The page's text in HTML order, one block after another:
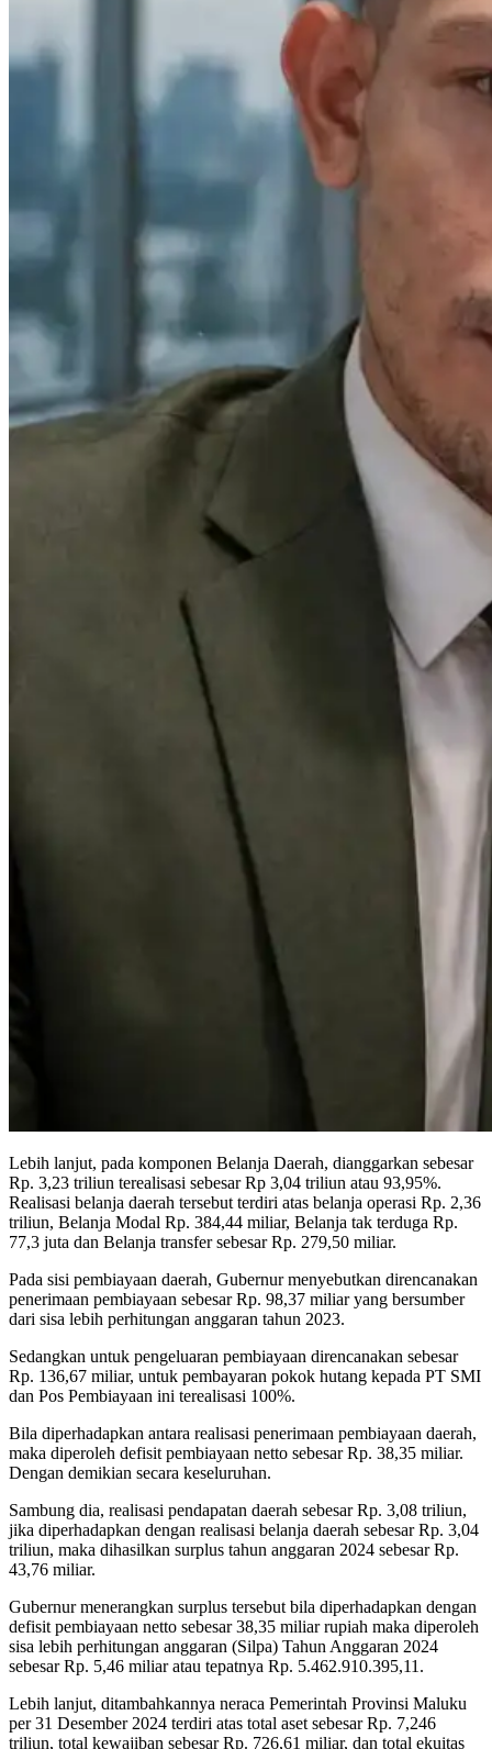
Lebih lanjut, pada komponen Belanja Daerah, dianggarkan sebesar
Rp. 3,23 triliun terealisasi sebesar Rp 3,04 triliun atau 93,95%.
Realisasi belanja daerah tersebut terdiri atas belanja operasi Rp. 2,36
triliun, Belanja Modal Rp. 384,44 miliar, Belanja tak terduga Rp.
77,3 juta dan Belanja transfer sebesar Rp. 279,50 miliar.
Pada sisi pembiayaan daerah, Gubernur menyebutkan direncanakan
penerimaan pembiayaan sebesar Rp. 98,37 miliar yang bersumber
dari sisa lebih perhitungan anggaran tahun 2023.
Sedangkan untuk pengeluaran pembiayaan direncanakan sebesar
Rp. 136,67 miliar, untuk pembayaran pokok hutang kepada PT SMI
dan Pos Pembiayaan ini terealisasi 100%.
Bila diperhadapkan antara realisasi penerimaan pembiayaan daerah,
maka diperoleh defisit pembiayaan netto sebesar Rp. 38,35 miliar.
Dengan demikian secara keseluruhan.
Sambung dia, realisasi pendapatan daerah sebesar Rp. 3,08 triliun,
jika diperhadapkan dengan realisasi belanja daerah sebesar Rp. 3,04
triliun, maka dihasilkan surplus tahun anggaran 2024 sebesar Rp.
43,76 miliar.
Gubernur menerangkan surplus tersebut bila diperhadapkan dengan
defisit pembiayaan netto sebesar 38,35 miliar rupiah maka diperoleh
sisa lebih perhitungan anggaran (Silpa) Tahun Anggaran 2024
sebesar Rp. 5,46 miliar atau tepatnya Rp. 5.462.910.395,11.
Lebih lanjut, ditambahkannya neraca Pemerintah Provinsi Maluku
per 31 Desember 2024 terdiri atas total aset sebesar Rp. 7,246
triliun, total kewajiban sebesar Rp. 726,61 miliar, dan total ekuitas